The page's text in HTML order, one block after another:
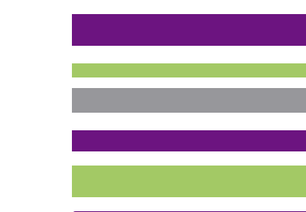
Qui sommes-nous ?